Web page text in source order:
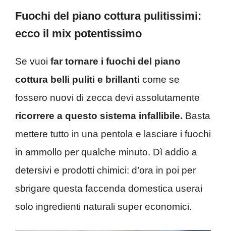
Fuochi del piano cottura pulitissimi:
ecco il mix potentissimo
Se vuoi far tornare i fuochi del piano
cottura belli puliti e brillanti come se
fossero nuovi di zecca devi assolutamente
ricorrere a questo sistema infallibile. Basta
mettere tutto in una pentola e lasciare i fuochi
in ammollo per qualche minuto. Dì addio a
detersivi e prodotti chimici: d’ora in poi per
sbrigare questa faccenda domestica userai
solo ingredienti naturali super economici.